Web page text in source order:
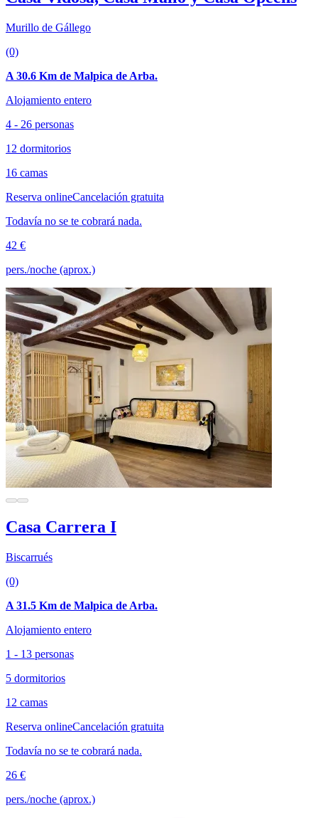
Murillo de Gállego
(0)
A 30.6 Km de Malpica de Arba.
Alojamiento entero
4 - 26 personas
12 dormitorios
16 camas
Reserva onlineCancelación gratuita
Todavía no se te cobrará nada.
42 €
pers./noche (aprox.)
Casa Carrera I
Biscarrués
(0)
A 31.5 Km de Malpica de Arba.
Alojamiento entero
1 - 13 personas
5 dormitorios
12 camas
Reserva onlineCancelación gratuita
Todavía no se te cobrará nada.
26 €
pers./noche (aprox.)